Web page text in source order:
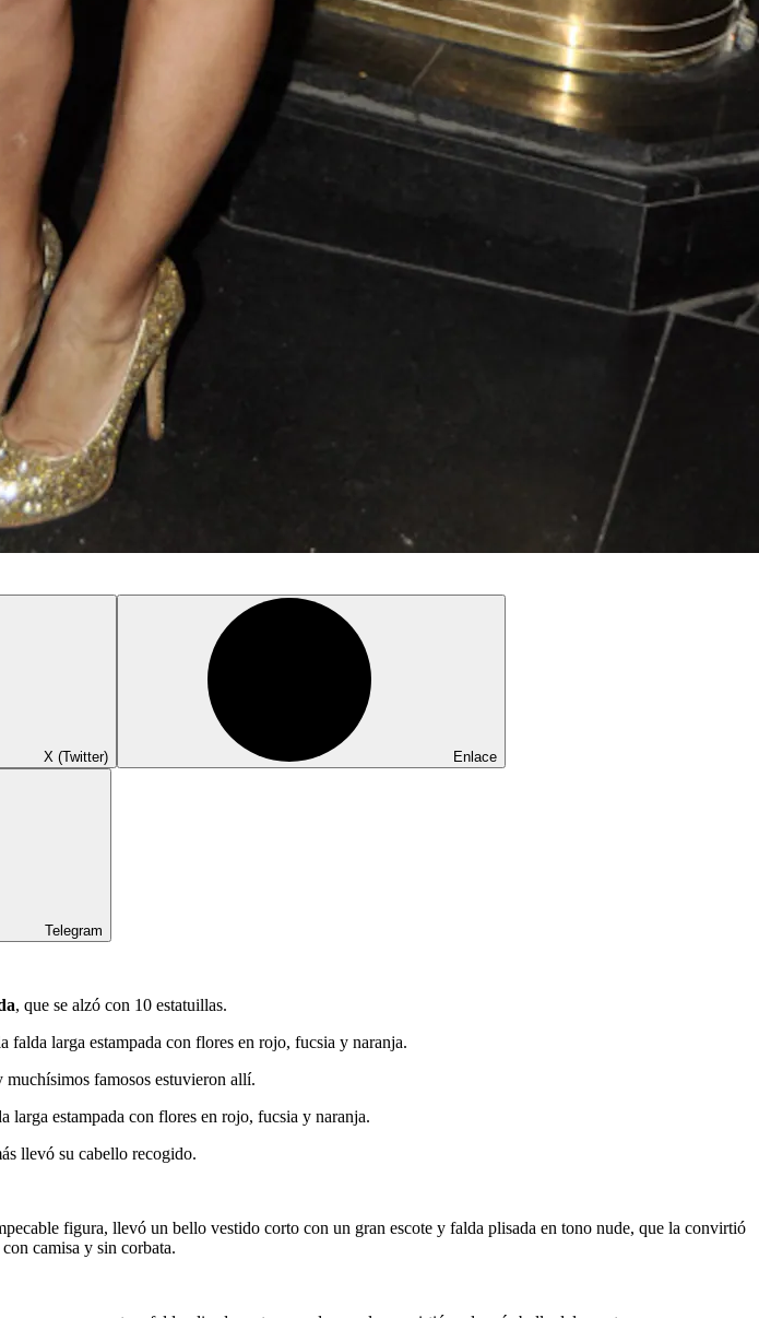
X (Twitter) Enlace
Telegram
, que se alzó con 10 estatuillas.
larga estampada con flores en rojo, fucsia y naranja.
famosos estuvieron allí.
larga estampada con flores en rojo, fucsia y naranja.
llevó su cabello recogido.
figura, llevó un bello vestido corto con un gran escote y falda plisada en tono nude, que la convirtió
camisa y sin corbata.